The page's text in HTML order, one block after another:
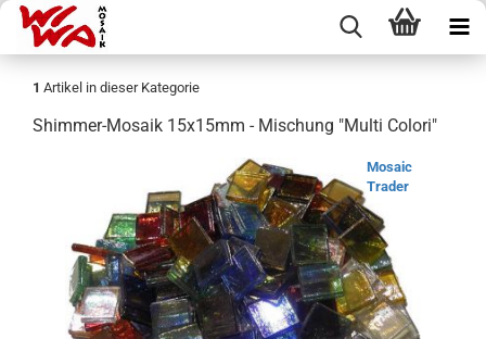
1 Artikel in dieser Kategorie
Shimmer-Mosaik 15x15mm - Mischung "Multi Colori"
Mosaic
Trader